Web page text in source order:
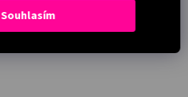
Souhlasím